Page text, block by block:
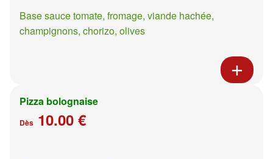
Base sauce tomate, fromage, viande hachée,
champignons, chorizo, olives
Pizza bolognaise
Dès 10.00 €